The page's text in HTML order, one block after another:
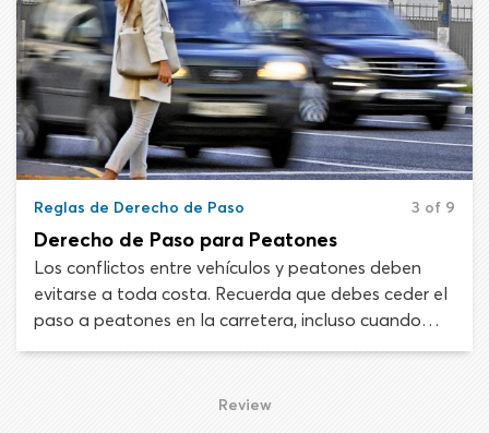
Reglas de Derecho de Paso 3 of 9
Derecho de Paso para Peatones
Los conflictos entre vehículos y peatones deben
evitarse a toda costa. Recuerda que debes ceder el
paso a peatones en la carretera, incluso cuando
creas que el derecho de paso legal es tuyo.
Review